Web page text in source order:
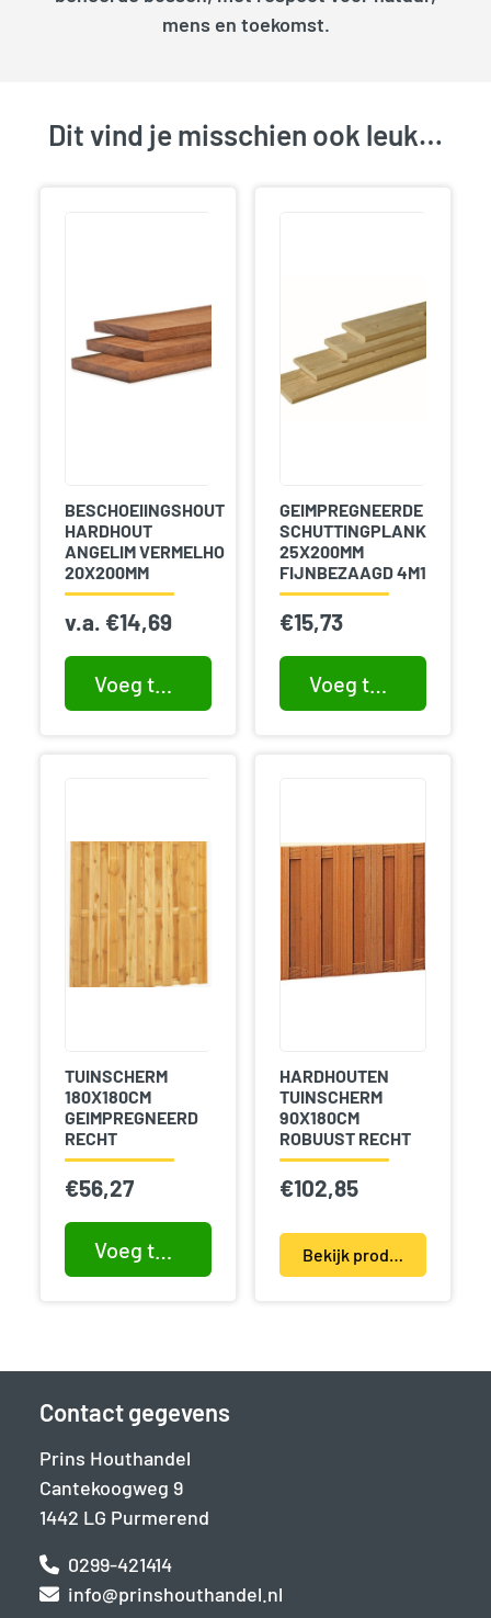
mens en toekomst.
Dit vind je misschien ook leuk…
BESCHOEIINGSHOUT
HARDHOUT
ANGELIM VERMELHO
20X200MM
v.a. €14,69
Voeg toe aan winkelwagen
GEIMPREGNEERDE
SCHUTTINGPLANK
25X200MM
FIJNBEZAAGD 4M1
€15,73
Voeg toe aan winkelwagen
TUINSCHERM
180X180CM
GEIMPREGNEERD
RECHT
€56,27
Voeg toe aan winkelwagen
HARDHOUTEN
TUINSCHERM
90X180CM
ROBUUST RECHT
€102,85
Bekijk product(en)
Contact gegevens
Prins Houthandel
Cantekoogweg 9
1442 LG Purmerend
0299-421414
info@prinshouthandel.nl